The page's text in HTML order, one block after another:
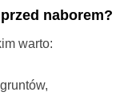
naborem?
warto: